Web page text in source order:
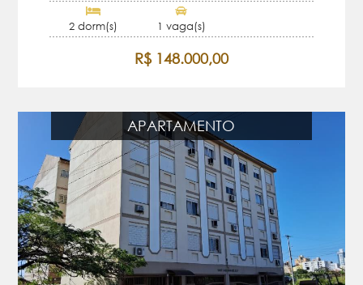
2 dorm(s) 1 vaga(s)
R$ 148.000,00
APARTAMENTO